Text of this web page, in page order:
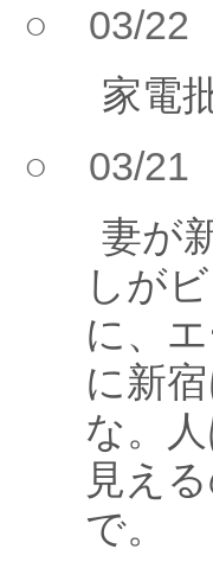
○ 03/22
家電
○ 03/21
妻が
しが
に、
に新
な。
見え
で。